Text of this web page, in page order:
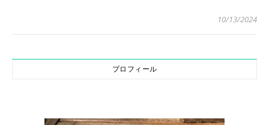
10/13/2024
プロフィール